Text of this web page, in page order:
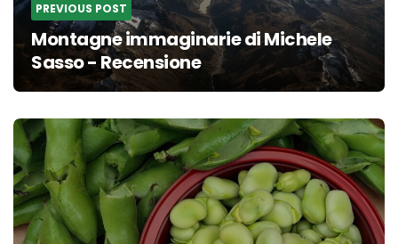
PREVIOUS POST
Montagne immaginarie di Michele
Sasso - Recensione